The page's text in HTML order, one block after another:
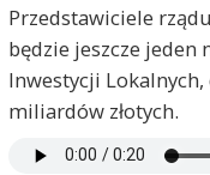
Przedstawiciele
będzie jeszcze
Inwestycji Lokalnych,
miliardów złotych.